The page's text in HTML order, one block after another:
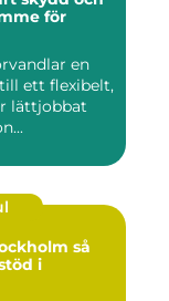
för
en
ett flexibelt,
lättjobbat
så
i